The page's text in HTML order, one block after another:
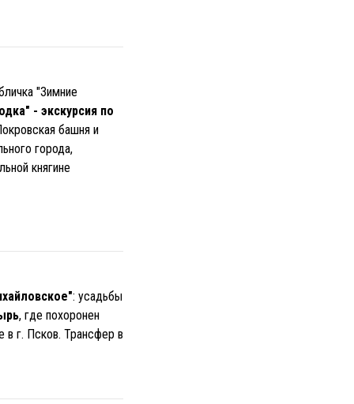
"Зимние
- экскурсия по
башня и
города,
княгине
: усадьбы
, где похоронен
г. Псков. Трансфер в